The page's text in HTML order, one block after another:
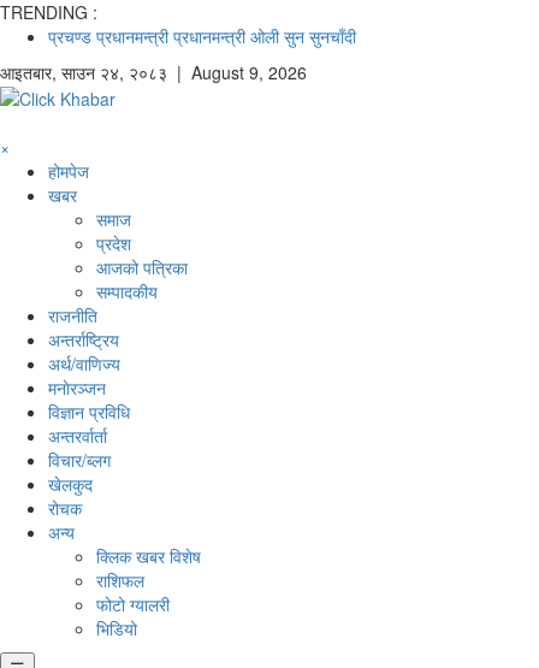
TRENDING :
प्रचण्ड प्रधानमन्त्री प्रधानमन्त्री ओली सुन सुनचाँदी
आइतबार, साउन २४, २०८३ | August 9, 2026
×
होमपेज
खबर
समाज
प्रदेश
आजको पत्रिका
सम्पादकीय
राजनीति
अन्तर्राष्ट्रिय
अर्थ/वाणिज्य
मनाेरञ्जन
विज्ञान प्रविधि
अन्तरर्वार्ता
विचार/ब्लग
खेलकुद
रोचक
अन्य
क्लिक खबर विशेष
राशिफल
फोटो ग्यालरी
भिडियो